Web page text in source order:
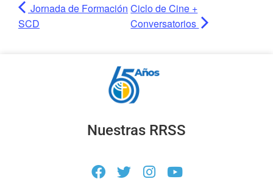
Jornada de Formación
SCD
Ciclo de Cine +
Conversatorios
Nuestras RRSS